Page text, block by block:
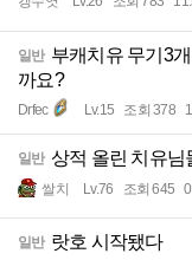
일반 부캐치유 무기3
까요?
Drfec Lv.15 조회 378
일반 상적 올린 치유님
쌀치 Lv.76 조회 645
일반 랏호 시작됐다